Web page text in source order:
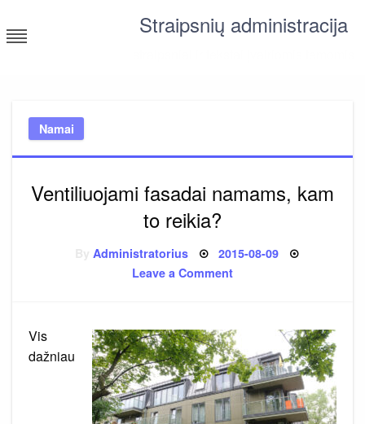
to
content
Straipsnių administracija
Namai
Ventiliuojami fasadai namams, kam
to reikia?
Administratorius Posted
2015-08-09
Leave a Commenton
to
reikia?
Vis
dažniau